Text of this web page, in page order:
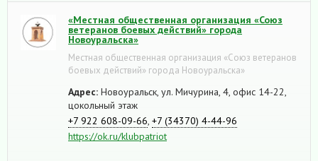
«Местная общественная организация «Союз
ветеранов боевых действий» города
Новоуральска»
Местная общественная организация «Союз ветеранов
боевых действий» города Новоуральска»
Адрес: Новоуральск, ул. Мичурина, 4, офис 14-22,
цокольный этаж
+7 922 608-09-66 +7 (34370) 4-44-96
https://ok.ru/klubpatriot